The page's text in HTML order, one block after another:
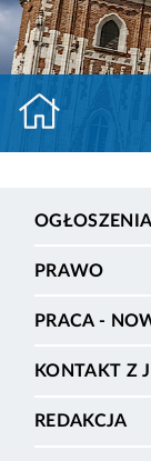
OGŁOSZENIA
PRAWO
PRACA -
KONTAKT Z
REDAKCJA